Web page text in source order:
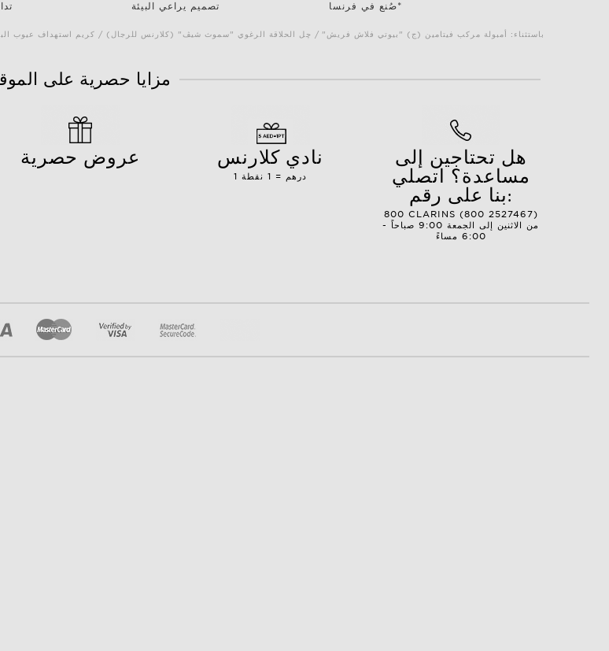
تصميم يراعي البيئة صُنع في فرنسا*
*باستثناء: أمبولة مركب فيتامين (ج) "بيوتي فلاش فريش" / چل الحلاقة الرغوي "سموث شيڤ" (كلارنس للرجال) / كريم استهداف
مزايا حصرية على
عروض حصرية نادي كلارنس
1 درهم = 1 نقطة
هل تحتاجين إلى
مساعدة؟ اتصلي
بنا على رقم:
800 CLARINS (800 2527467)
من الاثنين إلى الجمعة 9:00 صباحاً -
6:00 مساءً